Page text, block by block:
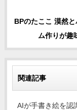
BPのたここ 漠然
ム作りが趣
関連記事
AIが手書き絵を認